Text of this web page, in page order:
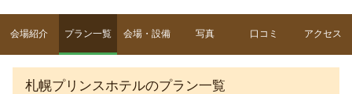
会場紹介 プラン一覧 会場・設備 写真 口コミ アクセス
札幌プリンスホテルのプラン一覧